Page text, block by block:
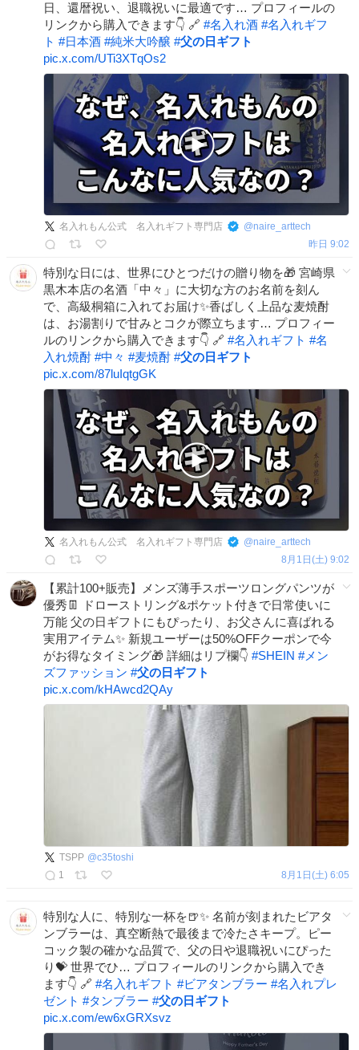
日、還暦祝い、退職祝いに最適です… プロフィールの
リンクから購入できます👇 🔗 #名入れ酒 #名入れギフ
ト #日本酒 #純米大吟醸 #父の日ギフト
pic.x.com/UTi3XTqOs2
名入れもん公式 名入れギフト専門店 @naire_arttech
昨日 9:02
特別な日には、世界にひとつだけの贈り物を🎁 宮崎県
黒木本店の名酒「中々」に大切な方のお名前を刻ん
で、高級桐箱に入れてお届け✨香ばしく上品な麦焼酎
は、お湯割りで甘みとコクが際立ちます… プロフィー
ルのリンクから購入できます👇 🔗 #名入れギフト #名
入れ焼酎 #中々 #麦焼酎 #父の日ギフト
pic.x.com/87luIqtgGK
名入れもん公式 名入れギフト専門店 @naire_arttech
8月1日(土) 9:02
【累計100+販売】メンズ薄手スポーツロングパンツが
優秀👖 ドローストリング&ポケット付きで日常使いに
万能 父の日ギフトにもぴったり、お父さんに喜ばれる
実用アイテム✨ 新規ユーザーは50%OFFクーポンで今
がお得なタイミング🎁 詳細はリプ欄👇 #SHEIN #メン
ズファッション #父の日ギフト
pic.x.com/kHAwcd2QAy
TSPP @c35toshi
1
8月1日(土) 6:05
特別な人に、特別な一杯を🍺✨ 名前が刻まれたビアタ
ンブラーは、真空断熱で最後まで冷たさキープ。ピー
コック製の確かな品質で、父の日や退職祝いにぴった
り💝 世界でひ… プロフィールのリンクから購入でき
ます👇 🔗 #名入れギフト #ビアタンブラー #名入れプレ
ゼント #タンブラー #父の日ギフト
pic.x.com/ew6xGRXsvz